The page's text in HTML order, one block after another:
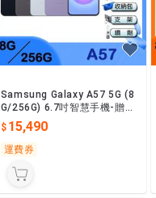
Samsung Galaxy A57 5G (8
G/256G) 6.7吋智慧手機-贈空
壓殼+鋼化保貼+其他好禮
15,490
運費券